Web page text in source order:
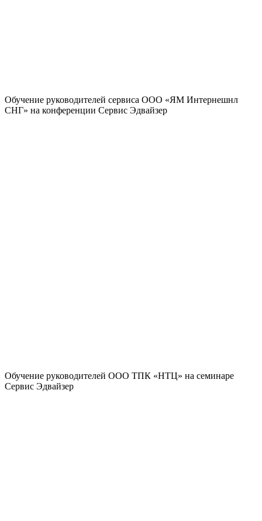
Обучение руководителей сервиса ООО «ЯМ Интернешнл
СНГ» на конференции Сервис Эдвайзер
Обучение руководителей ООО ТПК «НТЦ» на семинаре
Сервис Эдвайзер